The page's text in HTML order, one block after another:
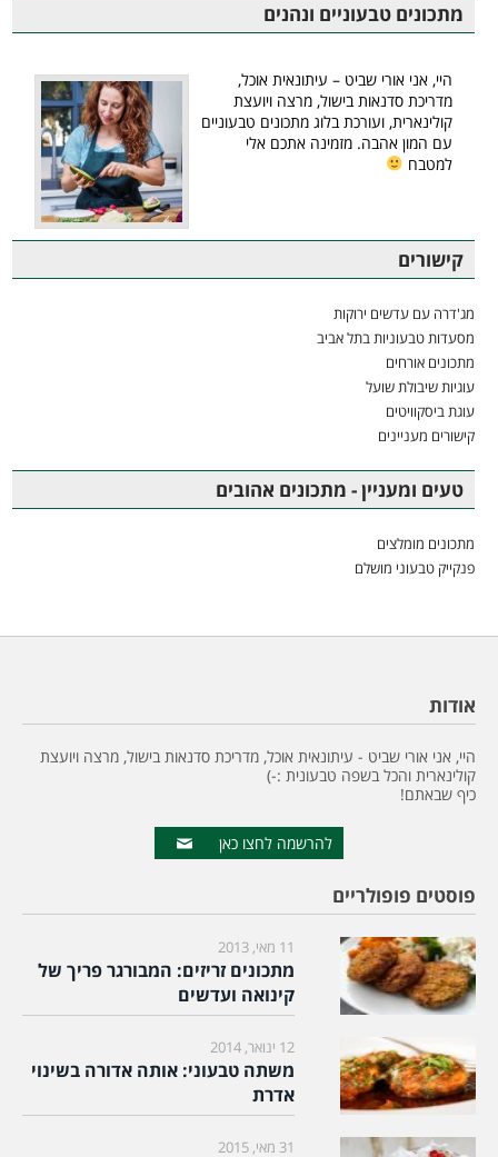
מתכונים טבעוניים ונהנים
היי, אני אורי שביט – עיתונאית אוכל,
מדריכת סדנאות בישול, מרצה ויועצת
קולינארית, ועורכת בלוג מתכונים טבעוניים
עם המון אהבה. מזמינה אתכם אלי
למטבח
קישורים
מג'דרה עם עדשים ירוקות
מסעדות טבעוניות בתל אביב
מתכונים אורחים
עוגיות שיבולת שועל
עוגת ביסקוויטים
קישורים מעניינים
טעים ומעניין - מתכונים אהובים
מתכונים מומלצים
פנקייק טבעוני מושלם
אודות
היי, אני אורי שביט - עיתונאית אוכל, מדריכת סדנאות בישול, מרצה ויועצת
קולינארית והכל בשפה טבעונית :-)
כיף שבאתם!
להרשמה לחצו כאן
פוסטים פופולריים
11 מאי, 2013
מתכונים זריזים: המבורגר פריך של
קינואה ועדשים
12 ינואר, 2014
משתה טבעוני: אותה אדורה בשינוי
אדרת
31 מאי, 2015